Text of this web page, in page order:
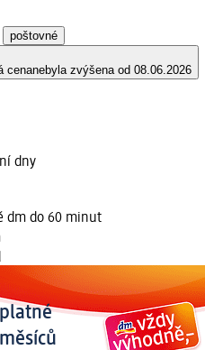
poštovné
cenanebyla zvýšena od 08.06.2026
dny
dm do 60 minut